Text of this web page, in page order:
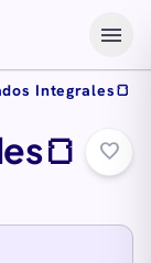
menu
Integrales🍞
favorite_border